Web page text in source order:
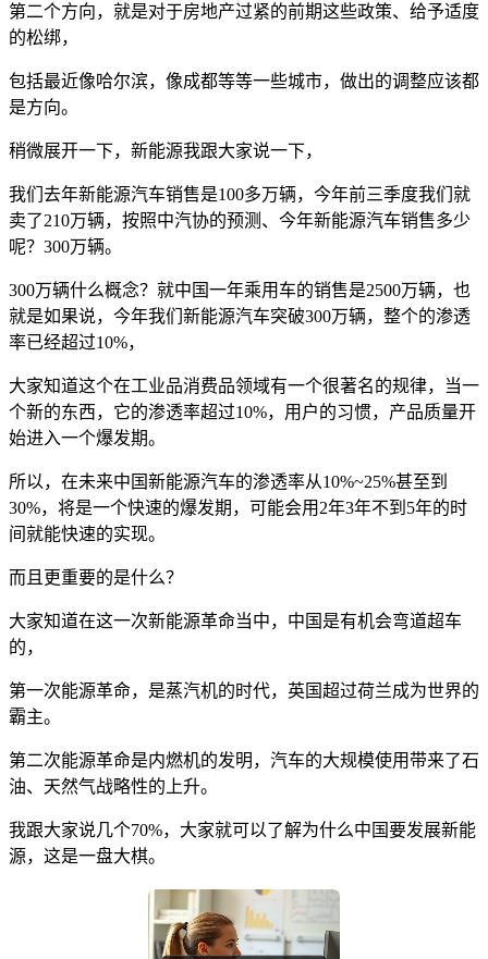
第二个方向，就是对于房地产过紧的前期这些政策、给予适度
的松绑，
包括最近像哈尔滨，像成都等等一些城市，做出的调整应该都
是方向。
稍微展开一下，新能源我跟大家说一下，
我们去年新能源汽车销售是100多万辆，今年前三季度我们就
卖了210万辆，按照中汽协的预测、今年新能源汽车销售多少
呢？300万辆。
300万辆什么概念？就中国一年乘用车的销售是2500万辆，也
就是如果说，今年我们新能源汽车突破300万辆，整个的渗透
率已经超过10%，
大家知道这个在工业品消费品领域有一个很著名的规律，当一
个新的东西，它的渗透率超过10%，用户的习惯，产品质量开
始进入一个爆发期。
所以，在未来中国新能源汽车的渗透率从10%~25%甚至到
30%，将是一个快速的爆发期，可能会用2年3年不到5年的时
间就能快速的实现。
而且更重要的是什么？
大家知道在这一次新能源革命当中，中国是有机会弯道超车
的，
第一次能源革命，是蒸汽机的时代，英国超过荷兰成为世界的
霸主。
第二次能源革命是内燃机的发明，汽车的大规模使用带来了石
油、天然气战略性的上升。
我跟大家说几个70%，大家就可以了解为什么中国要发展新能
源，这是一盘大棋。